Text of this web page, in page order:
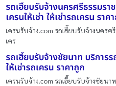
รถเฮี๊ยบรับจ้างนครศรีธรรมรา
เครนให้เช่า ให้เช่ารถเครน ราค
เครนรับจ้าง.com รถเฮี๊ยบรับจ้างนครศ
เคร
รถเฮี๊ยบรับจ้างชัยนาท บริการร
ให้เช่ารถเครน ราคาถูก
เครนรับจ้าง.com รถเฮี๊ยบรับจ้างชัยนา